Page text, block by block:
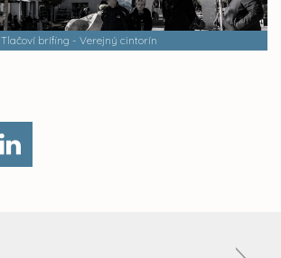
Tlačoví brífing - Verejný cintorín